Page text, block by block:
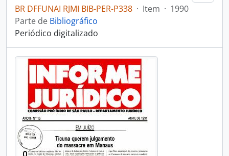
BR DFFUNAI RJMI BIB-PER-P338 · Item · 1990
Parte de Bibliográfico
Periódico digitalizado